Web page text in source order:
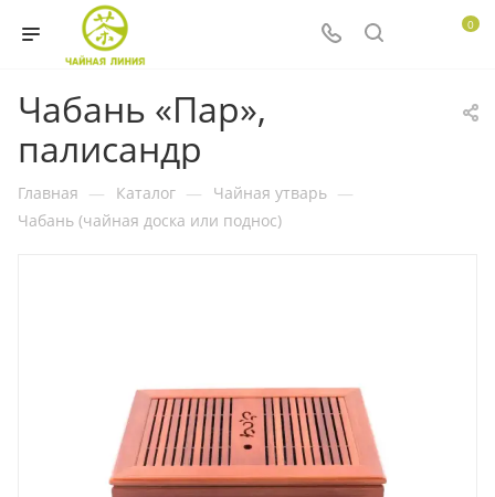
0
Чабань «Пар»,
палисандр
Главная — Каталог — Чайная утварь —
Чабань (чайная доска или поднос)